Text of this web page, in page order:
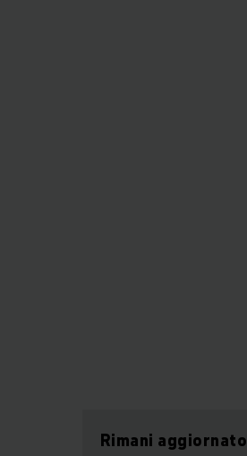
Rimani aggiornato